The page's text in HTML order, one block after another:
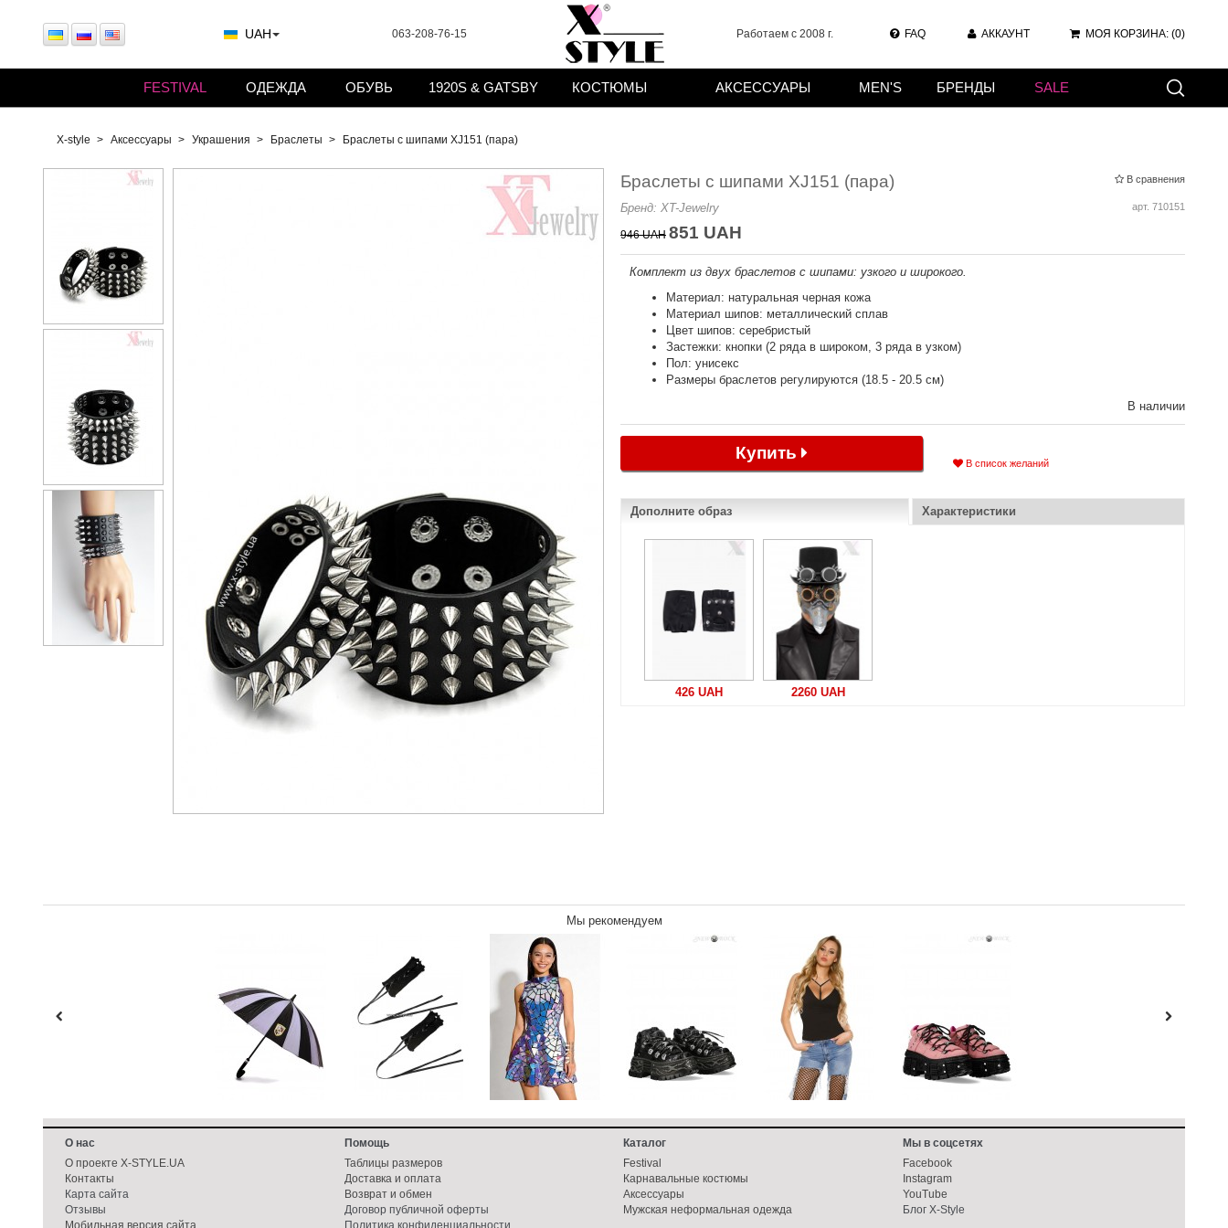
UAH 063-208-76-15 Работаем с 2008 г. FAQ АККАУНТ МОЯ КОРЗИНА: (0)
X-style Аксессуары Украшения Браслеты Браслеты с шипами XJ151 (пара)
В сравнения
Браслеты с шипами XJ151 (пара)
арт. 710151
Бренд: XT-Jewelry
946 UAH 851 UAH
Комплект из двух браслетов с шипами: узкого и широкого.
Материал: натуральная черная кожа
Материал шипов: металлический сплав
Цвет шипов: серебристый
Застежки: кнопки (2 ряда в широком, 3 ряда в узком)
Пол: унисекс
Размеры браслетов регулируются (18.5 - 20.5 см)
В наличии
Купить
В список желаний
Дополните образ Характеристики
426 UAH 2260 UAH
Мы рекомендуем
FESTIVAL ОДЕЖДА ОБУВЬ 1920S & GATSBY КОСТЮМЫ АКСЕССУАРЫ MEN'S БРЕНДЫ SALE
О нас
О проекте X-STYLE.UA
Контакты
Карта сайта
Отзывы
Мобильная версия сайта
Помощь
Таблицы размеров
Доставка и оплата
Возврат и обмен
Договор публичной оферты
Политика конфиденциальности
Каталог
Festival
Карнавальные костюмы
Аксессуары
Мужская неформальная одежда
Мы в соцсетях
Facebook
Instagram
YouTube
Блог X-Style